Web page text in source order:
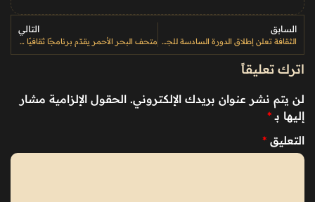
السابق
الثقافة تعلن إطلاق الدورة السادسة للجوائز الثقافية الوطنية وتفتح باب الترشيحات
التالي
متحف البحر الأحمر يقدّم برنامجًا ثقافيًا تفاعليًا يستحضر الذاكرة البحرية في فبراير
اترك تعليقاً
لن يتم نشر عنوان بريدك الإلكتروني. الحقول الإلزامية مشار
إليها بـ *
التعليق *